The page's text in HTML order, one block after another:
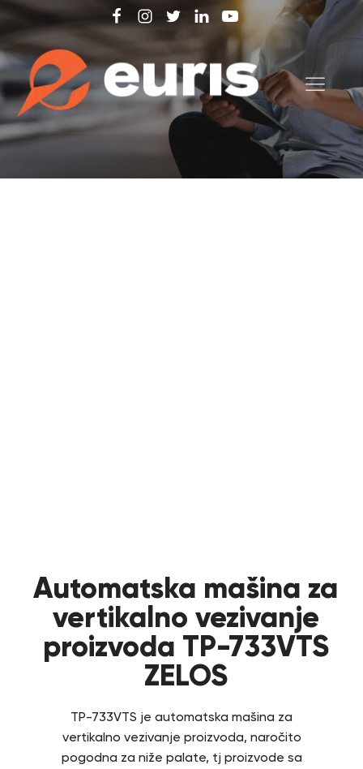
Automatska mašina za
vertikalno vezivanje
proizvoda TP-733VTS
ZELOS
TP-733VTS je automatska mašina za
vertikalno vezivanje proizvoda, naročito
pogodna za niže palate, tj proizvode sa